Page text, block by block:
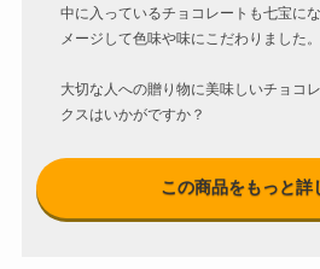
中に入っているチョコレートも七宝に
メージして色味や味にこだわりました。
大切な人への贈り物に美味しいチョコ
クスはいかがですか？
この商品をもっと詳